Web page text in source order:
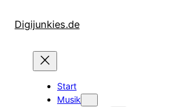
InhaltDigijunkies.de
Start
Musik